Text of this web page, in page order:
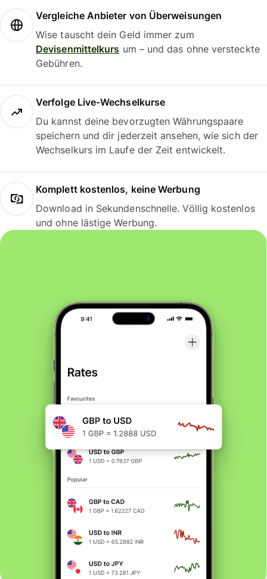
Vergleiche Anbieter von Überweisungen
Wise tauscht dein Geld immer zum
Devisenmittelkurs um – und das ohne versteckte
Gebühren.
Verfolge Live-Wechselkurse
Du kannst deine bevorzugten Währungspaare
speichern und dir jederzeit ansehen, wie sich der
Wechselkurs im Laufe der Zeit entwickelt.
Komplett kostenlos, keine Werbung
Download in Sekundenschnelle. Völlig kostenlos
und ohne lästige Werbung.